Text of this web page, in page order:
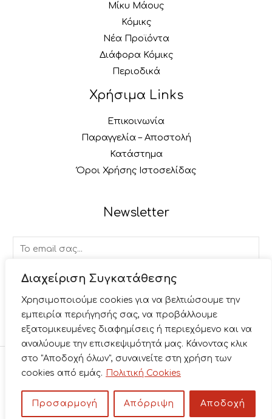
Διαχείριση Συγκατάθεσης
Χρησιμοποιούμε cookies για να βελτιώσουμε την
εμπειρία περιήγησής σας, να προβάλλουμε
εξατομικευμένες διαφημίσεις ή περιεχόμενο και να
αναλύουμε την επισκεψιμότητά μας. Κάνοντας κλικ
στο "Αποδοχή όλων", συναινείτε στη χρήση των
cookies από εμάς. Πολιτική Cookies
Προσαρμογή Απόρριψη Αποδοχή
Μίκυ Μάους
Κόμικς
Νέα Προϊόντα
Διάφορα Κόμικς
Περιοδικά
Χρήσιμα Links
Επικοινωνία
Παραγγελία – Αποστολή
Κατάστημα
Όροι Χρήσης Ιστοσελίδας
Newsletter
m
Copyright © 2026 Paliacomicsbabis. Κατασκευή